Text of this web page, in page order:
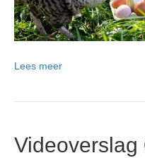
Lees meer
Videoverslag